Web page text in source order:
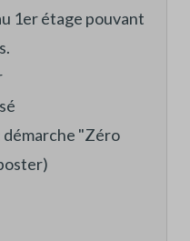
1er étage pouvant
"Zéro